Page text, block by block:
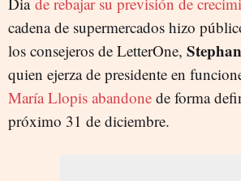
cadena de supermercados hizo
los consejeros de LetterOne,
quien ejerza de presidente en
María Llopis abandone de forma
próximo 31 de diciembre.